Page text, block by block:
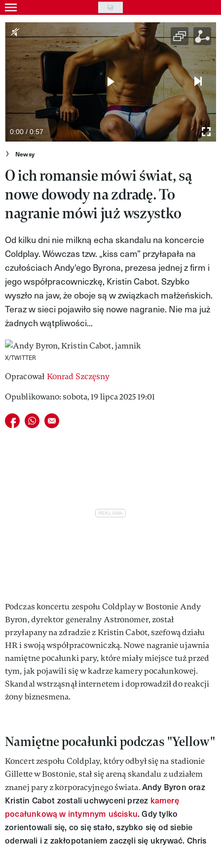
Skip
to
main
content
Gwiazdy
Ludzie
Moda
Uroda
Styl życia
Kultura
Wideo
Nasze akcje
VIVA!ART
VIVA!MODA
VIVA!MAN
VIVA!ITAKA
0:00 / 0:57
Newsy
O ich romansie mówi świat, są
nowe dowody na zdradę. To
nagranie mówi już wszystko
Od kilku dni nie milkną echa skandalu na koncercie
Coldplay. Wówczas tzw. „kiss cam” przyłapała na
czułościach Andy'ego Byrona, prezesa jednej z firm i
jego współpracowniczkę, Kristin Cabot. Szybko
wyszło na jaw, że oboje są w związkach małżeńskich.
Teraz w sieci pojawiło się nowe nagranie. Nie ma już
żadnych wątpliwości...
X/TWITTER
Opracował Konrad Szczęsny
Opublikowano: sobota, 19 lipca 2025 19:01
Udostępnij na facebook
Udostępnij na whatsapp
E-mail do przyjaciela
Podczas koncertu zespołu Coldplay w Bostonie Andy
Byron, dyrektor generalny Astronomer, został
przyłapany na zdradzie z Kristin Cabot, szefową działu
HR i swoją współpracowniczką. Nowe nagranie ujawnia
namiętne pocałunki pary, które miały miejsce tuż przed
tym, jak pojawili się w kadrze kamery pocałunkowej.
Skandal wstrząsnął internetem i doprowadził do reakcji
żony biznesmena.
Namiętne pocałunki podczas "Yellow"
Koncert zespołu Coldplay, który odbył się na stadionie
Gillette w Bostonie, stał się areną skandalu z udziałem
znanej pary z korporacyjnego świata.Andy Byron oraz
Kristin Cabot zostali uchwyceni przez kamerę
pocałunkową w intymnym uścisku. Gdy tylko
zorientowali się, co się stało, szybko się od siebie
oderwali i z zakłopotaniem zaczęli się ukrywać. Chris